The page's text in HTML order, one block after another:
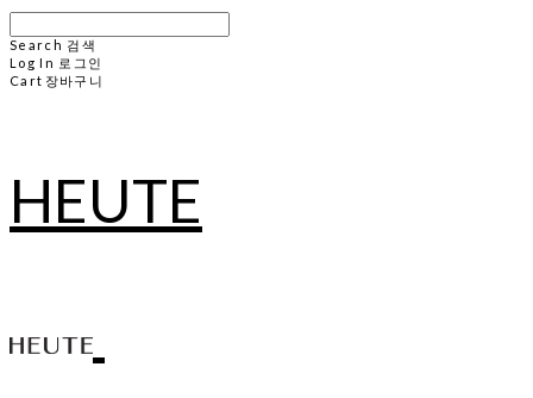
Search 검색
Log In 로그인
Cart 장바구니
HEUTE